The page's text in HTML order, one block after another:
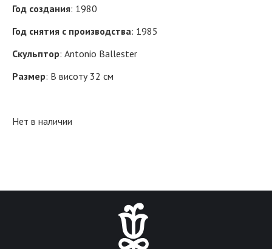
Год создания: 1980
Год снятия с производства: 1985
Скульптор: Antonio Ballester
Размер: В висоту 32 см
Нет в наличии